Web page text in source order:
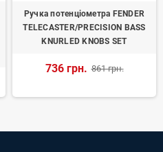
Ручка потенціометра FENDER
TELECASTER/PRECISION BASS
KNURLED KNOBS SET
736 грн. 861 грн.